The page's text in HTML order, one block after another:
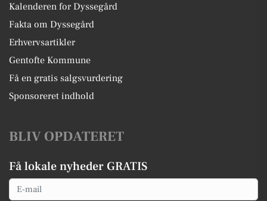
Kalenderen for Dyssegård
Fakta om Dyssegård
Erhvervsartikler
Gentofte Kommune
Få en gratis salgsvurdering
Sponsoreret indhold
BLIV OPDATERET
Få lokale nyheder GRATIS
Email